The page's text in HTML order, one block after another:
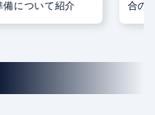
について紹介
合の